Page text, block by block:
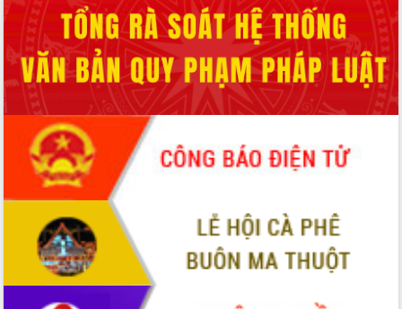
Tăng cường giám sát, đôn đốc thực
hiện nhiệm vụ quản lý tài sản công
hàng tuần
Tháo gỡ những vướng mắc, đẩy mạnh
công tác cải cách thủ tục hành chính
tại Trung tâm Phục vụ hành chính
công tỉnh
Đắk Lắk: Tôn vinh 46 giải pháp tại Hội
thi Sáng tạo Kỹ thuật 2024 - 2025
Đắk Lắk rà soát, điều chỉnh Đề án 190
về phát triển nuôi trồng thủy sản
Phó Chủ tịch UBND tỉnh Đắk Lắk
Trương Công Thái kiểm tra thực địa
Dự án cao tốc Khánh Hòa - Buôn Ma
Định vị cà phê Việt Nam như một “di